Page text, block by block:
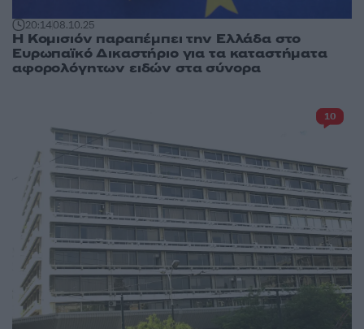
20:1408.10.25
H Κομισιόν παραπέμπει την Ελλάδα στο
Ευρωπαϊκό Δικαστήριο για τα καταστήματα
αφορολόγητων ειδών στα σύνορα
10